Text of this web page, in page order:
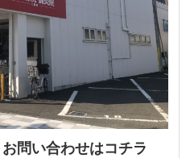
問い合わせはコチラ